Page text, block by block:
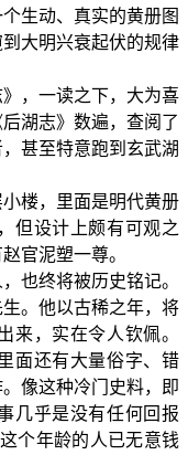
生动、真实的黄册图
大明兴衰起伏的规律
，一读之下，大为喜
湖志》数遍，查阅了
甚至特意跑到玄武湖
楼，里面是明代黄册
但设计上颇有可观之
官泥塑一尊。
也终将被历史铭记。
。他以古稀之年，将
来，实在令人钦佩。
面还有大量俗字、错
像这种冷门史料，即
几乎是没有任何回报
个年龄的人已无意钱